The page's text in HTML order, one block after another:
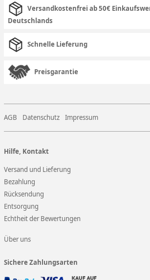
Versandkostenfrei ab 50€
Deutschlands
Schnelle Lieferung
Preisgarantie
AGB Datenschutz Impressum
Hilfe, Kontakt
Versand und Lieferung
Bezahlung
Rücksendung
Entsorgung
Echtheit der Bewertungen
Über uns
Sichere Zahlungsarten